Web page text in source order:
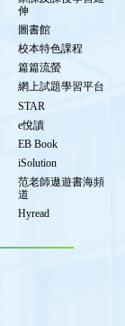
伸
圖書館
校本特色課程
篇篇流螢
網上試題學習平台
STAR
e悅讀
EB Book
iSolution
范老師遨遊書海頻
道
Hyread